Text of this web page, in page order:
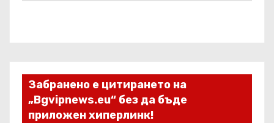
Забранено е цитирането на
„Bgvipnews.eu“ без да бъде
приложен хиперлинк!